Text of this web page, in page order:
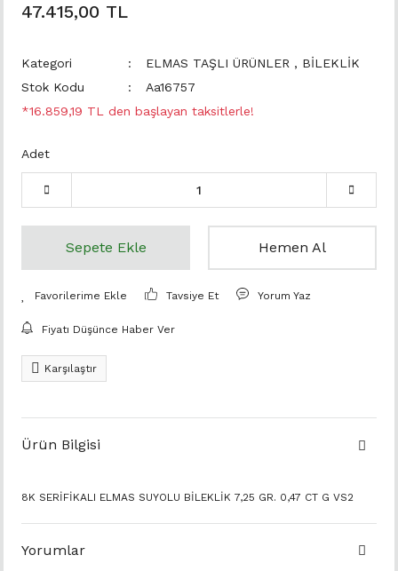
47.415,00 TL
Kategori ELMAS TAŞLI ÜRÜNLER , BİLEKLİK
Stok Kodu
Aa16757
*16.859,19 TL den başlayan taksitlerle!
Adet
Sepete Ekle Hemen Al
Tavsiye Et Yorum Yaz
Fiyatı Düşünce Haber Ver
Karşılaştır
Ürün Bilgisi
8K SERİFİKALI ELMAS SUYOLU BİLEKLİK 7,25 GR. 0,47 CT G VS2
Yorumlar